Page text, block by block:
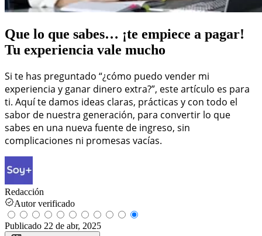
Que lo que sabes… ¡te empiece a pagar!
Tu experiencia vale mucho
Si te has preguntado “¿cómo puedo vender mi
experiencia y ganar dinero extra?”, este artículo es para
ti. Aquí te damos ideas claras, prácticas y con todo el
sabor de nuestra generación, para convertir lo que
sabes en una nueva fuente de ingreso, sin
complicaciones ni promesas vacías.
Redacción
Autor verificado
Publicado 22 de abr, 2025